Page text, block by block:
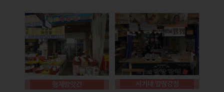
형제방앗간 서기네 말랑강정